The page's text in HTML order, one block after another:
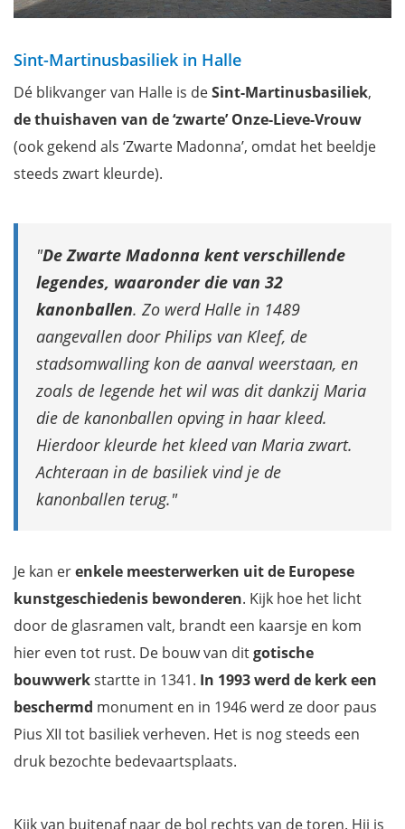
Sint-Martinusbasiliek in Halle
Dé blikvanger van Halle is deSint-Martinusbasiliek,
de thuishaven van de ‘zwarte’ Onze-Lieve-Vrouw
(ook gekend als ‘Zwarte Madonna’, omdat het beeldje
steeds zwart kleurde).
De Zwarte Madonna kent verschillende
legendes, waaronder die van 32
kanonballen. Zo werd Halle in 1489
aangevallen door Philips van Kleef, de
stadsomwalling kon de aanval weerstaan, en
zoals de legende het wil was dit dankzij Maria
die de kanonballen opving in haar kleed.
Hierdoor kleurde het kleed van Maria zwart.
Achteraan in de basiliek vind je de
kanonballen terug.
Je kan erenkele meesterwerken uit de Europese
kunstgeschiedenis bewonderen. Kijk hoe het licht
door de glasramen valt, brandt een kaarsje en kom
hier even tot rust. De bouw van ditgotische
bouwwerkstartte in 1341. In 1993 werd de kerk een
beschermd monument en in 1946 werd ze door paus
Pius XII tot basiliek verheven. Het is nog steeds een
druk bezochte bedevaartsplaats.
Kijk van buitenaf naar de bol rechts van de toren. Hij is